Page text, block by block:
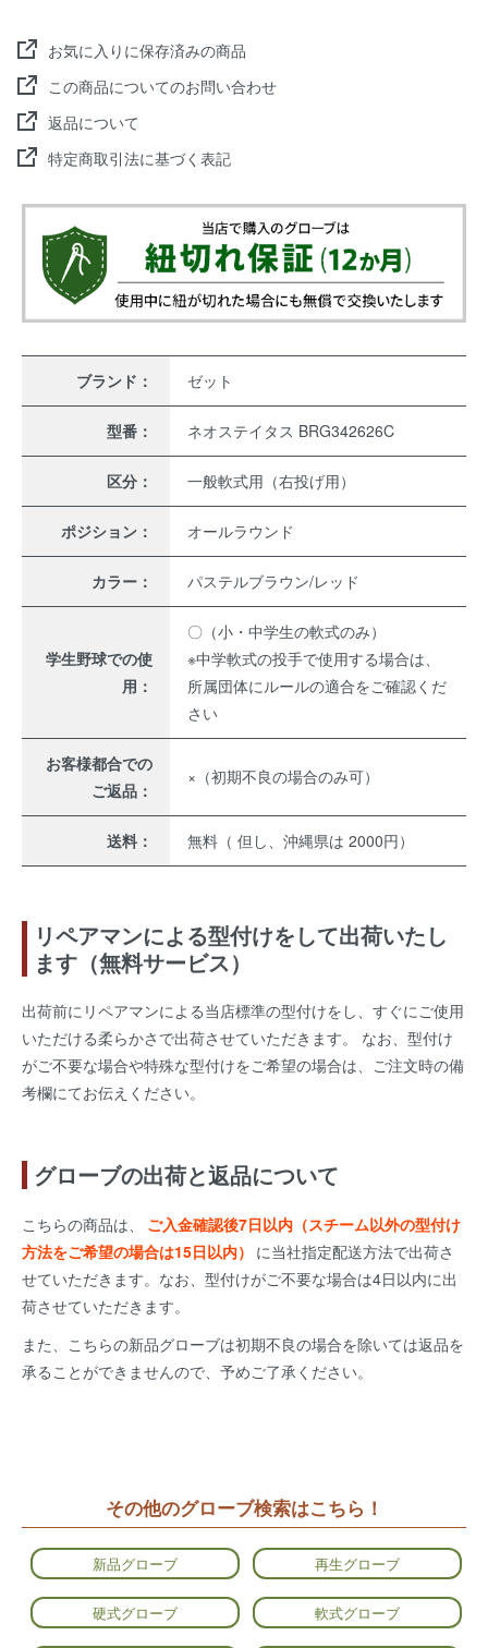
お気に入りに保存済みの商品
この商品についてのお問い合わせ
返品について
特定商取引法に基づく表記
ブランド： ゼット
型番： ネオステイタス BRG342626C
区分： 一般軟式用（右投げ用）
ポジション： オールラウンド
カラー： パステルブラウン/レッド
学生野球での使
用：
〇（小・中学生の軟式のみ）
※中学軟式の投手で使用する場合は、
所属団体にルールの適合をご確認くだ
さい
お客様都合での
ご返品：
×（初期不良の場合のみ可）
送料： 無料（ 但し、沖縄県は 2000円）
リペアマンによる型付けをして出荷いたし
ます（無料サービス）
出荷前にリペアマンによる当店標準の型付けをし、すぐにご使用
いただける柔らかさで出荷させていただきます。 なお、型付け
がご不要な場合や特殊な型付けをご希望の場合は、ご注文時の備
考欄にてお伝えください。
グローブの出荷と返品について
こちらの商品は、
ご入金確認後7日以内（スチーム以外の型付け
方法をご希望の場合は15日以内） に当社指定配送方法で出荷さ
せていただきます。なお、型付けがご不要な場合は4日以内に出
荷させていただきます。
また、こちらの新品グローブは初期不良の場合を除いては返品を
承ることができませんので、予めご了承ください。
その他のグローブ検索はこちら！
新品グローブ 再生グローブ
硬式グローブ 軟式グローブ